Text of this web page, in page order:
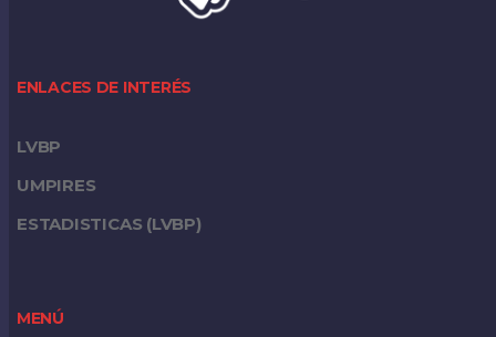
ENLACES DE INTERÉS
LVBP
UMPIRES
ESTADISTICAS (LVBP)
MENÚ